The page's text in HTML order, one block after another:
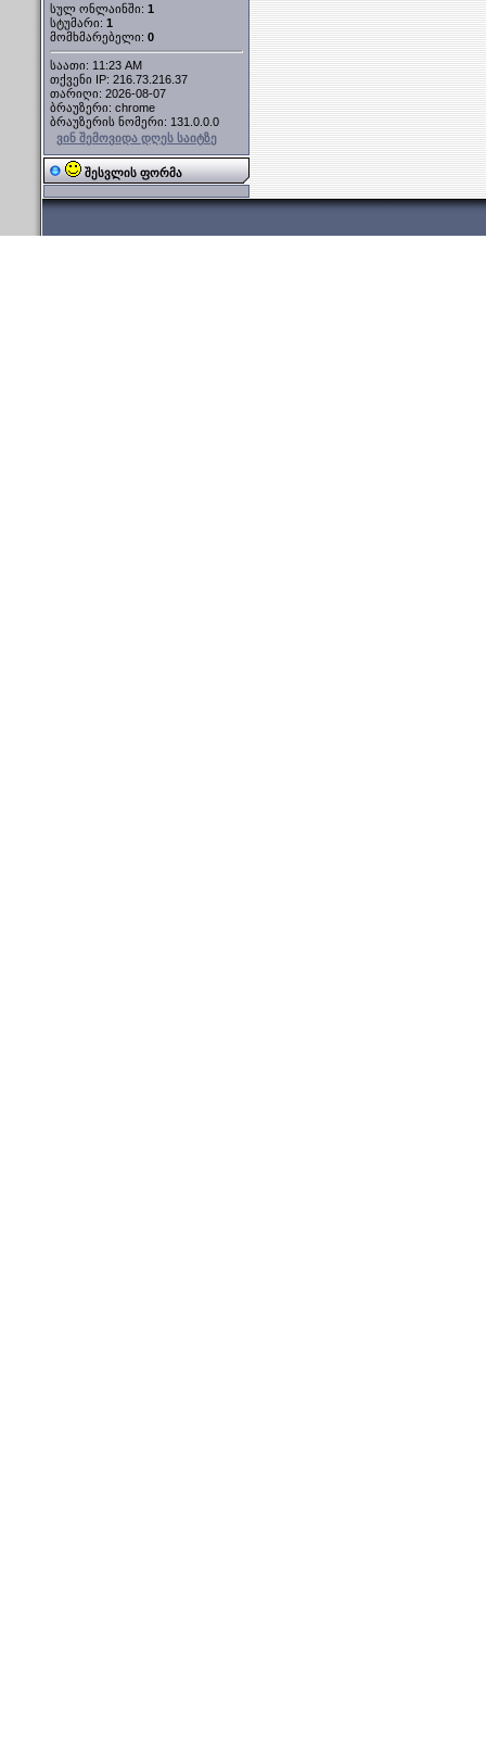
სულ ონლაინში: 1
სტუმარი: 1
მომხმარებელი: 0
საათი: 11:23 AM
თქვენი IP: 216.73.216.37
თარიღი: 2026-08-07
ბრაუზერი: chrome
ბრაუზერის ნომერი: 131.0.0.0
ვინ შემოვიდა დღეს საიტზე
შესვლის ფორმა